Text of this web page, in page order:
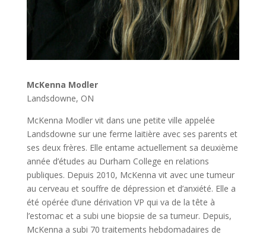
McKenna Modler
Landsdowne, ON
McKenna Modler vit dans une petite ville appelée
Landsdowne sur une ferme laitière avec ses parents et
ses deux frères. Elle entame actuellement sa deuxième
année d’études au Durham College en relations
publiques. Depuis 2010, McKenna vit avec une tumeur
au cerveau et souffre de dépression et d’anxiété. Elle a
été opérée d’une dérivation VP qui va de la tête à
l’estomac et a subi une biopsie de sa tumeur. Depuis,
McKenna a subi 70 traitements hebdomadaires de